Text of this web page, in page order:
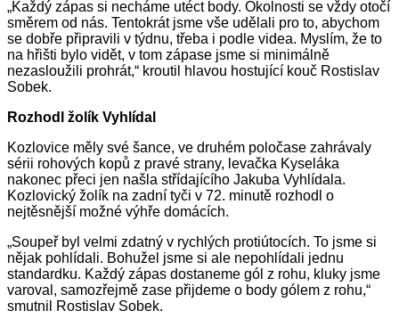
„Každý zápas si necháme utéct body. Okolnosti se vždy otočí
směrem od nás. Tentokrát jsme vše udělali pro to, abychom
se dobře připravili v týdnu, třeba i podle videa. Myslím, že to
na hřišti bylo vidět, v tom zápase jsme si minimálně
nezasloužili prohrát,“ kroutil hlavou hostující kouč Rostislav
Sobek.
Rozhodl žolík Vyhlídal
Kozlovice měly své šance, ve druhém poločase zahrávaly
sérii rohových kopů z pravé strany, levačka Kyseláka
nakonec přeci jen našla střídajícího Jakuba Vyhlídala.
Kozlovický žolík na zadní tyči v 72. minutě rozhodl o
nejtěsnější možné výhře domácích.
„Soupeř byl velmi zdatný v rychlých protiútocích. To jsme si
nějak pohlídali. Bohužel jsme si ale nepohlídali jednu
standardku. Každý zápas dostaneme gól z rohu, kluky jsme
varoval, samozřejmě zase přijdeme o body gólem z rohu,“
smutnil Rostislav Sobek.